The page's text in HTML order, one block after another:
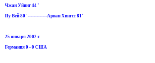
Чжан Уйинг 44 '
Пу Вей 80 '-------------Ариан Хингст 81'
25 января 2002 г.
Германия 0 - 0 США